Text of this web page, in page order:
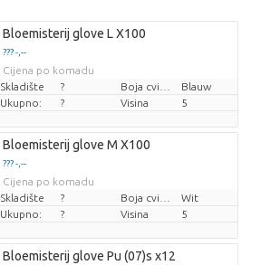
Bloemisterij glove L X100
??? -,--
Cijena po komadu
Skladište
?
Blauw
Ukupno:
? Visina 5
Bloemisterij glove M X100
??? -,--
Cijena po komadu
Skladište
?
Wit
Ukupno:
? Visina 5
Bloemisterij glove Pu (07)s x12